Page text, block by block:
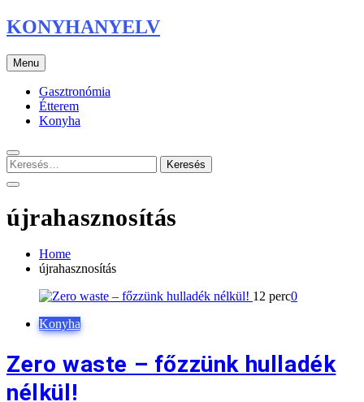
Skip
to
content
KONYHANYELV
Menu
Gasztronómia
Étterem
Konyha
Keresés:
újrahasznosítás
Home
újrahasznosítás
12 perc0
Konyha
Zero waste – főzzünk hulladék
nélkül!